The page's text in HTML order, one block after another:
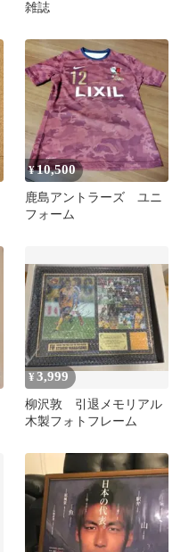
雑誌
¥10,500
鹿島アントラーズ ユニ
フォーム
¥3,999
柳沢敦 引退メモリアル
木製フォトフレーム